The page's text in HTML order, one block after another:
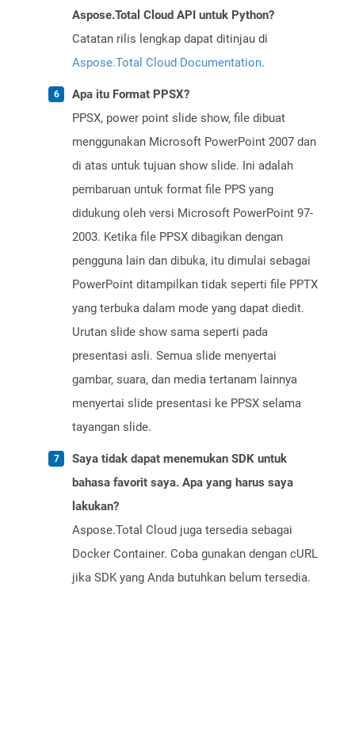
Aspose.Total Cloud API untuk Python?
Catatan rilis lengkap dapat ditinjau di
Aspose.Total Cloud Documentation.
Apa itu Format PPSX?
PPSX, power point slide show, file dibuat
menggunakan Microsoft PowerPoint 2007 dan
di atas untuk tujuan show slide. Ini adalah
pembaruan untuk format file PPS yang
didukung oleh versi Microsoft PowerPoint 97-
2003. Ketika file PPSX dibagikan dengan
pengguna lain dan dibuka, itu dimulai sebagai
PowerPoint ditampilkan tidak seperti file PPTX
yang terbuka dalam mode yang dapat diedit.
Urutan slide show sama seperti pada
presentasi asli. Semua slide menyertai
gambar, suara, dan media tertanam lainnya
menyertai slide presentasi ke PPSX selama
tayangan slide.
Saya tidak dapat menemukan SDK untuk
bahasa favorit saya. Apa yang harus saya
lakukan?
Aspose.Total Cloud juga tersedia sebagai
Docker Container. Coba gunakan dengan cURL
jika SDK yang Anda butuhkan belum tersedia.